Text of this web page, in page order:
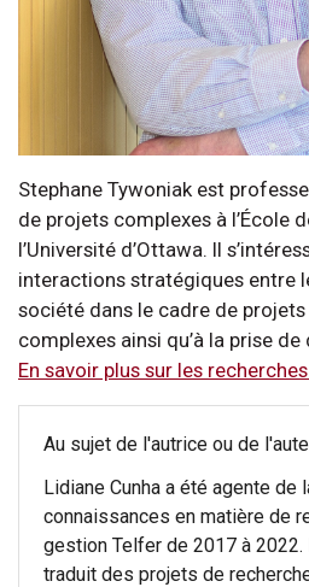
Stephane Tywoniak est
de projets complexes à l’École
l’Université d’Ottawa. Il
interactions stratégiques entre
société dans le cadre de
complexes ainsi qu’à la prise
En savoir plus sur les
Au sujet de l'autrice ou de
Lidiane Cunha a été agente de
connaissances en matière de
gestion Telfer de 2017 à 2022.
traduit des projets de